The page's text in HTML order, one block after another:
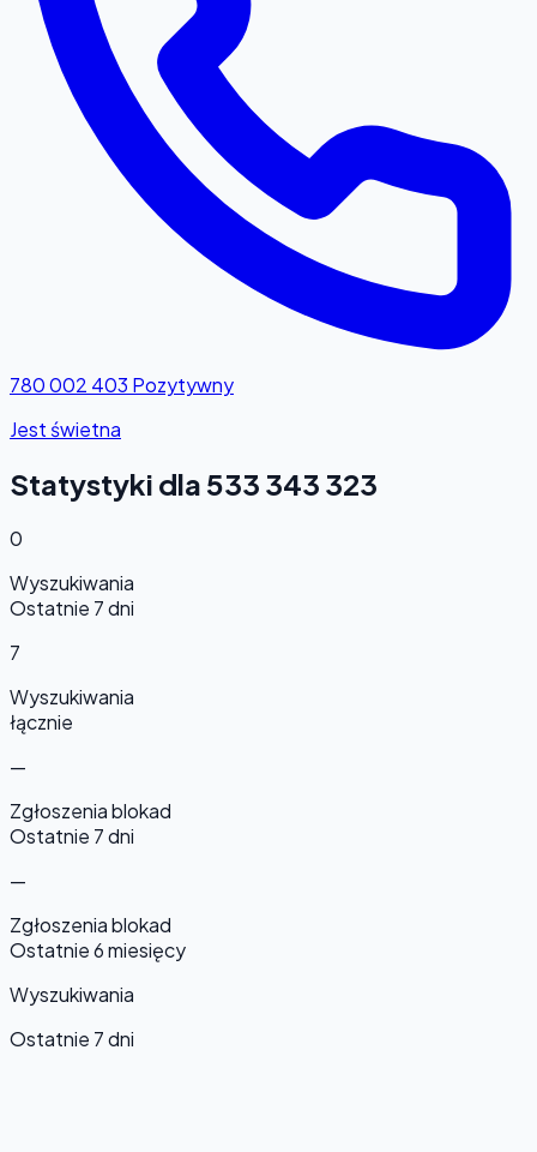
780 002 403 Pozytywny
Jest świetna
Statystyki dla 533 343 323
0
Wyszukiwania
Ostatnie 7 dni
7
Wyszukiwania
łącznie
—
Zgłoszenia blokad
Ostatnie 7 dni
—
Zgłoszenia blokad
Ostatnie 6 miesięcy
Wyszukiwania
Ostatnie 7 dni